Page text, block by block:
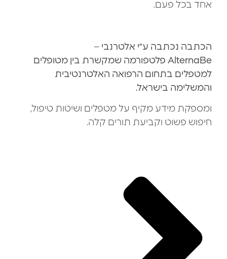
אחד בכל פעם.
הכתבה נכתבה ע״י אלטרנבי –
AlternaBe פלטפורמה שמקשרת בין מטופלים
למטפלים בתחום הרפואה האלטרנטיבית
והמשלימה בישראל.
ומספקת מידע מקיף על מטפלים ושיטות טיפול,
חיפוש פשוט וקביעת תורים קלה.